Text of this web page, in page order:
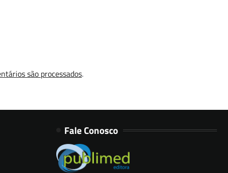
são processados.
Fale Conosco